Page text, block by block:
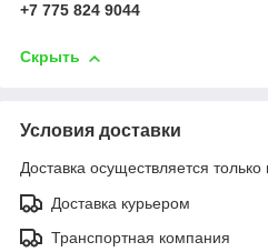
+7 775 824 9044
Скрыть
Условия доставки
Доставка осуществляется только
Доставка курьером
Транспортная компания